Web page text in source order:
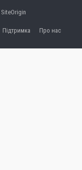
SiteOrigin
Підтримка Про нас